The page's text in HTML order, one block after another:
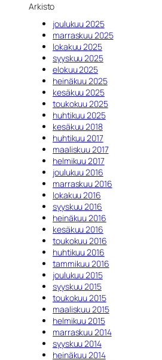
Arkisto
joulukuu 2025
marraskuu 2025
lokakuu 2025
syyskuu 2025
elokuu 2025
heinäkuu 2025
kesäkuu 2025
toukokuu 2025
huhtikuu 2025
kesäkuu 2018
huhtikuu 2017
maaliskuu 2017
helmikuu 2017
joulukuu 2016
marraskuu 2016
lokakuu 2016
syyskuu 2016
heinäkuu 2016
kesäkuu 2016
toukokuu 2016
huhtikuu 2016
tammikuu 2016
joulukuu 2015
syyskuu 2015
toukokuu 2015
maaliskuu 2015
helmikuu 2015
marraskuu 2014
syyskuu 2014
heinäkuu 2014